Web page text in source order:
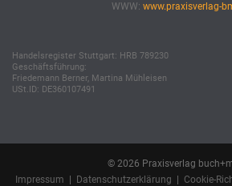
WWW: www.praxisverlag-
Handelsregister Stuttgart: HRB 789230
Geschäftsführung:
Friedemann Berner, Martina Mühleisen
USt.ID: DE360107491
© 2026 Praxisverlag
Impressum
Datenschutzerklärung Cookie-